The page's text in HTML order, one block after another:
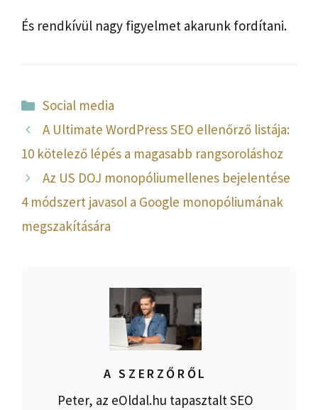
És rendkívül nagy figyelmet akarunk fordítani.
Kategória
Social media
A Ultimate WordPress SEO ellenőrző listája:
10 kötelező lépés a magasabb rangsoroláshoz
Az US DOJ monopóliumellenes bejelentése
4 módszert javasol a Google monopóliumának
megszakítására
A SZERZŐRŐL
Peter, az eOldal.hu tapasztalt SEO